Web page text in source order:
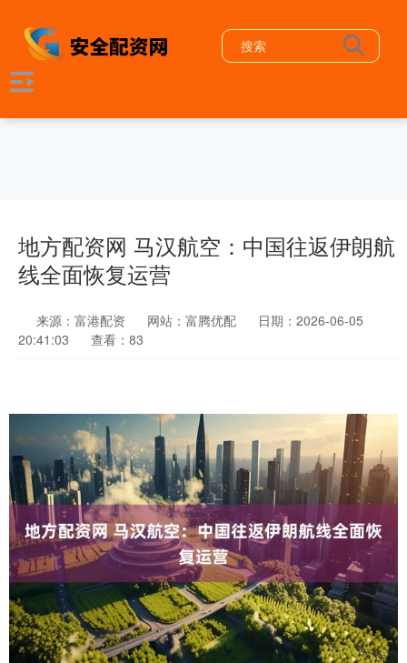
地方配资网 马汉航空：中国往返伊朗航
线全面恢复运营
来源：富港配资 网站：富腾优配
日期：2026-06-05
20:41:03
查看：83